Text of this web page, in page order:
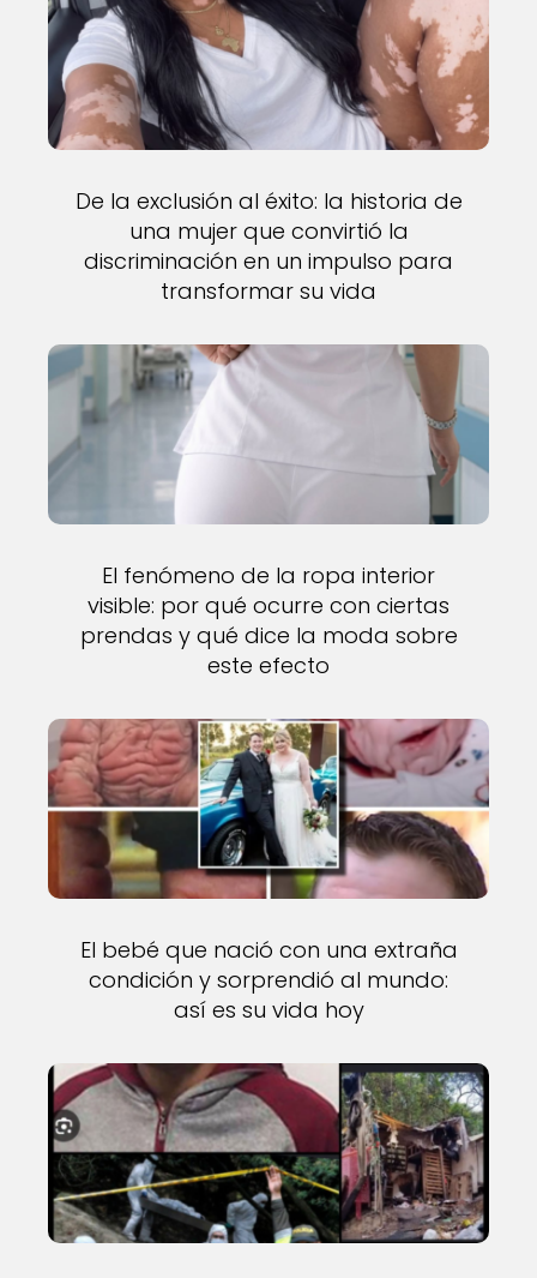
De la exclusión al éxito: la historia de
una mujer que convirtió la
discriminación en un impulso para
transformar su vida
El fenómeno de la ropa interior
visible: por qué ocurre con ciertas
prendas y qué dice la moda sobre
este efecto
El bebé que nació con una extraña
condición y sorprendió al mundo:
así es su vida hoy